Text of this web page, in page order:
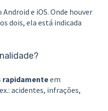
e iOS. Onde houver
dois, ela está indicada
rapidamenteem
acidentes, infrações,